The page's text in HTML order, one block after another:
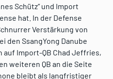
Schütz“ und Import
hat. In der Defense
Verstärkung von
den SsangYong Danube
auf Import-QB Chad Jeffries,
weiteren QB an die Seite
bleibt als langfristiger